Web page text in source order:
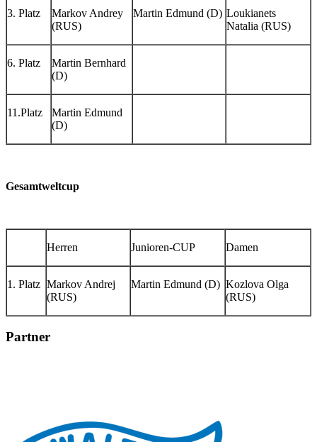
3. Platz
Markov Andrey
(RUS)
Martin Edmund (D) Loukianets
Natalia (RUS)
6. Platz
Martin Bernhard
(D)
11.Platz
Martin Edmund
(D)
Gesamtweltcup
Herren Junioren-CUP Damen
1. Platz Markov Andrej
(RUS)
Martin Edmund (D) Kozlova Olga
(RUS)
Partner